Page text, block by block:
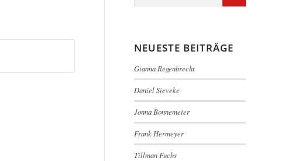
NEUESTE BEITRÄGE
Gianna Regenbrecht
Daniel Sieveke
Jonna Bonnemeier
Frank Hermeyer
Tillman Fuchs